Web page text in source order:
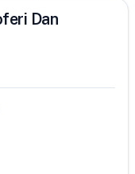
Dan